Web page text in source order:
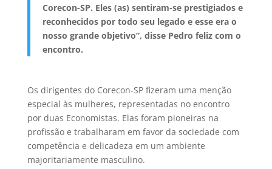
Corecon-SP. Eles (as) sentiram-se prestigiados e
reconhecidos por todo seu legado e esse era o
nosso grande objetivo”, disse Pedro feliz com o
encontro.
Os dirigentes do Corecon-SP fizeram uma menção
especial às mulheres, representadas no encontro
por duas Economistas. Elas foram pioneiras na
profissão e trabalharam em favor da sociedade com
competência e delicadeza em um ambiente
majoritariamente masculino.